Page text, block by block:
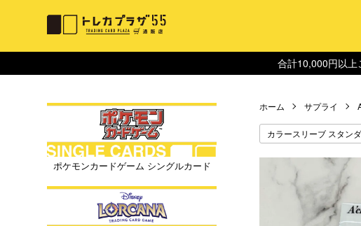
合計10,000円以上
ホーム サプライ
カラースリーブ スタン
ポケモンカードゲーム シングルカード